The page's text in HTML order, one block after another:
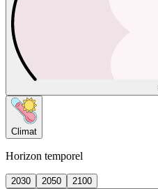
Climat
Horizon temporel
2030 2050
2100